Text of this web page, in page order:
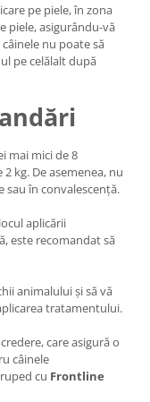
pe piele, în zona
piele, asigurându-vă
nu poate să
pe celălalt după
mai mici de 8
kg. De asemenea, nu
sau în convalescență.
aplicării
este recomandat să
animalului și să vă
tratamentului.
care asigură o
câinele
cu Frontline